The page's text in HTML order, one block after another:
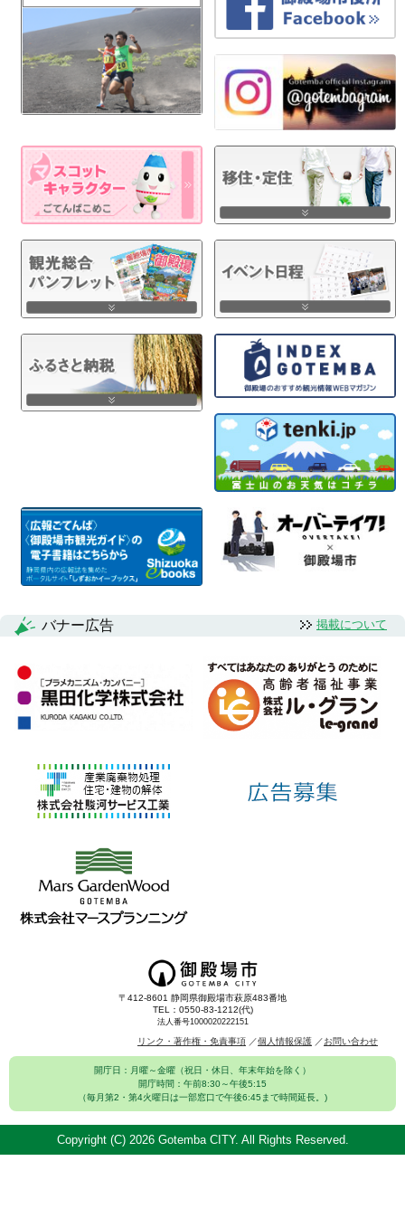
バナー広告 掲載について
〒412-8601 静岡県御殿場市萩原483番地
TEL：0550-83-1212(代)
法人番号1000020222151
リンク・著作権・免責事項 個人情報保護 お問い合わせ
開庁日：月曜～金曜（祝日・休日、年末年始を除く）
開庁時間：午前8:30～午後5:15
（毎月第2・第4火曜日は一部窓口で午後6:45まで時間延長。)
Copyright (C) 2026 Gotemba CITY. All Rights Reserved.